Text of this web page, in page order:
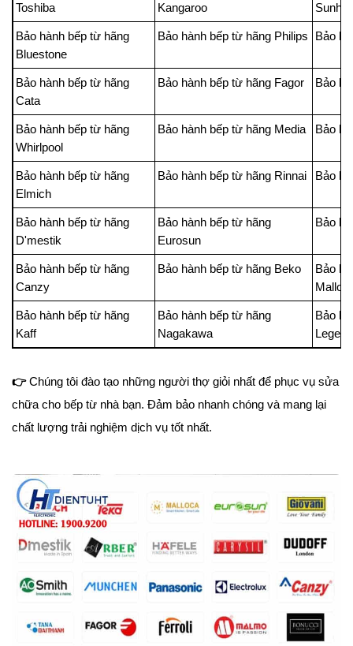
Toshiba
Kangaroo
Bảo hành bếp từ hãng
Bluestone
Bảo hành bếp từ hãng Philips Bảo
Bảo hành bếp từ hãng
Cata
Bảo hành bếp từ hãng Fagor Bảo
Bảo hành bếp từ hãng
Whirlpool
Bảo hành bếp từ hãng Media Bảo
Bảo hành bếp từ hãng
Elmich
Bảo hành bếp từ hãng Rinnai Bảo
Bảo hành bếp từ hãng
D'mestik
Bảo hành bếp từ hãng
Eurosun
Bảo
Bảo hành bếp từ hãng
Canzy
Bảo hành bếp từ hãng Beko
Bảo
Bảo hành bếp từ hãng
Kaff
Bảo hành bếp từ hãng
Nagakawa
Bảo
Legend
👉 Chúng tôi đào tạo những người thợ giỏi nhất để phục vụ sửa
chữa cho bếp từ nhà bạn. Đảm bảo nhanh chóng và mang lại
chất lượng trải nghiệm dịch vụ tốt nhất.